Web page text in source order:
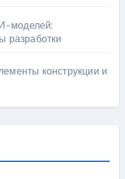
моделей:
разработки
конструкции и